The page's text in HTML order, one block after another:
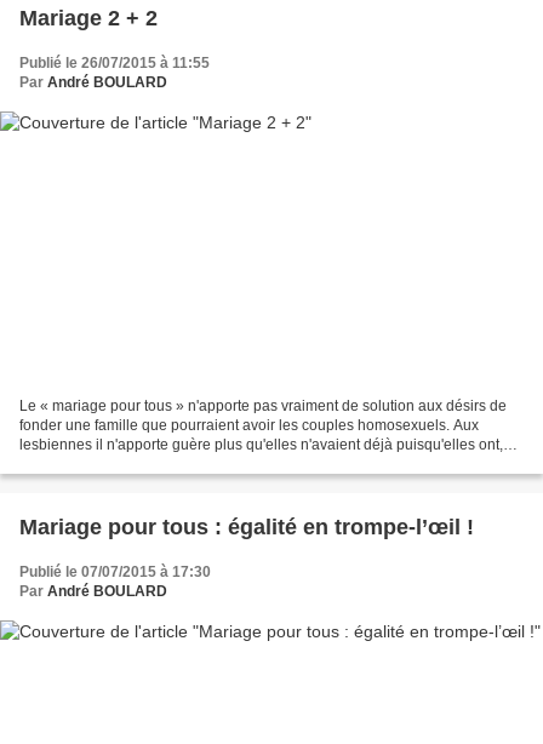
Mariage 2 + 2
Publié le 26/07/2015 à 11:55
Par André BOULARD
Le « mariage pour tous » n'apporte pas vraiment de solution aux désirs de
fonder une famille que pourraient avoir les couples homosexuels. Aux
lesbiennes il n'apporte guère plus qu'elles n'avaient déjà puisqu'elles ont,
Mariage pour tous : égalité en trompe-l’œil !
Publié le 07/07/2015 à 17:30
Par André BOULARD